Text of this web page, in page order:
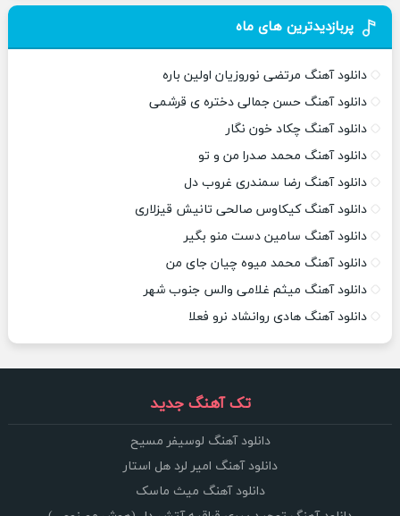
پربازدیدترین های ماه
دانلود آهنگ مرتضی نوروزیان اولین باره
دانلود آهنگ حسن جمالی دختره ی قرشمی
دانلود آهنگ چکاد خون نگار
دانلود آهنگ محمد صدرا من و تو
دانلود آهنگ رضا سمندری غروب دل
دانلود آهنگ کیکاوس صالحی تانیش قیزلاری
دانلود آهنگ سامین دست منو بگیر
دانلود آهنگ محمد میوه چیان جای من
دانلود آهنگ میثم غلامی والس جنوب شهر
دانلود آهنگ هادی روانشاد نرو فعلا
تک آهنگ جدید
دانلود آهنگ لوسیفر مسیح
دانلود آهنگ امیر لرد هل استار
دانلود آهنگ میث ماسک